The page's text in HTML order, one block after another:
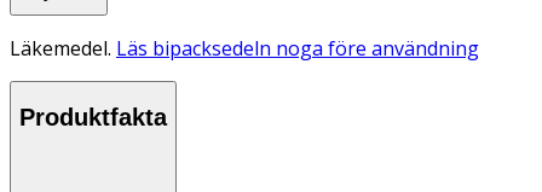
Läkemedel. Läs bipacksedeln noga före användning
Produktfakta